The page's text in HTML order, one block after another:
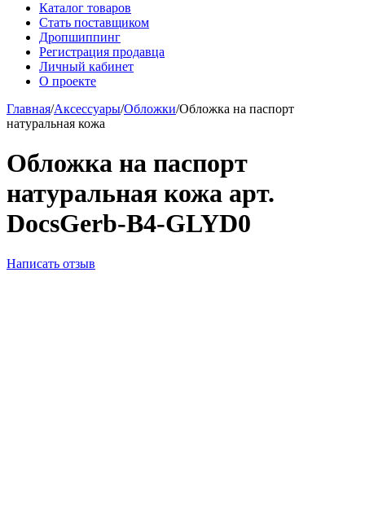
Каталог товаров
Стать поставщиком
Дропшиппинг
Регистрация продавца
Личный кабинет
О проекте
Главная/Аксессуары/Обложки/Обложка на паспорт
натуральная кожа
Обложка на паспорт
натуральная кожа арт.
DocsGerb-B4-GLYD0
Написать отзыв